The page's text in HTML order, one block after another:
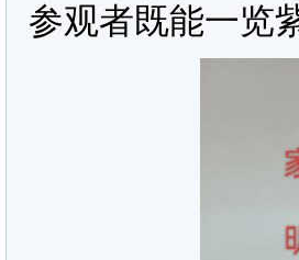
参观者既能一览